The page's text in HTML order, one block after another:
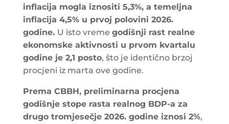
inflacija mogla iznositi 5,3%, a temeljna
inflacija 4,5% u prvoj polovini 2026.
godine. U isto vreme godišnji rast realne
ekonomske aktivnosti u prvom kvartalu
godine je 2,1 posto, što je identično brzoj
procjeni iz marta ove godine.
Prema CBBH, preliminarna procjena
godišnje stope rasta realnog BDP-a za
drugo tromjesečje 2026. godine iznosi 2%,